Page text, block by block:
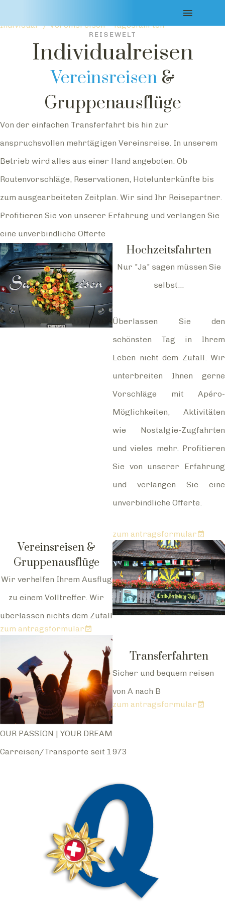
Individual- / Vereinsreisen
Tagesfahrten
REISEWELT
Individualreisen
Vereinsreisen &
Gruppenausflüge
Von der einfachen Transferfahrt bis hin zur
anspruchsvollen mehrtägigen Vereinsreise. In unserem
Betrieb wird alles aus einer Hand angeboten. Ob
Routenvorschläge, Reservationen, Hotelunterkünfte bis
zum ausgearbeiteten Zeitplan. Wir sind Ihr Reisepartner.
Profitieren Sie von unserer Erfahrung und verlangen Sie
eine unverbindliche Offerte
Hochzeitsfahrten
Nur "Ja" sagen müssen Sie
selbst...
Überlassen Sie den
schönsten Tag in Ihrem
Leben nicht dem Zufall. Wir
unterbreiten Ihnen gerne
Vorschläge mit Apéro-
Möglichkeiten, Aktivitäten
wie Nostalgie-Zugfahrten
und vieles mehr. Profitieren
Sie von unserer Erfahrung
und verlangen Sie eine
unverbindliche Offerte.
zum antragsformular
Vereinsreisen &
Gruppenausflüge
Wir verhelfen Ihrem Ausflug
zu einem Volltreffer. Wir
überlassen nichts dem Zufall
zum antragsformular
Transferfahrten
Sicher und bequem reisen
von A nach B
zum antragsformular
OUR PASSION | YOUR DREAM
Carreisen/Transporte seit 1973